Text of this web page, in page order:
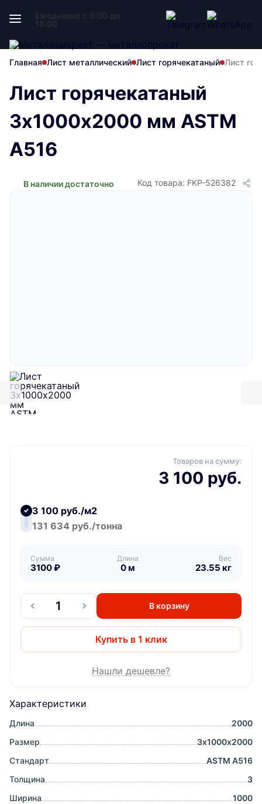
Ежедневно с 9:00 до
18:00
Главная Лист металлический Лист горячекатаный Лист
Лист горячекатаный
3х1000х2000 мм ASTM
A516
В наличии достаточно Код товара: FKP-526382
Характеристики
Длина
2000
Размер
3х1000х2000
Стандарт
ASTM A516
Толщина
3
Ширина
1000
Товаров на сумму:
3 100 руб.
3 100 руб./м2
131 634 руб./тонна
Сумма
3100₽
Длина
0м
Вес
23.55 кг
В корзину
Купить в 1 клик
Нашли дешевле?